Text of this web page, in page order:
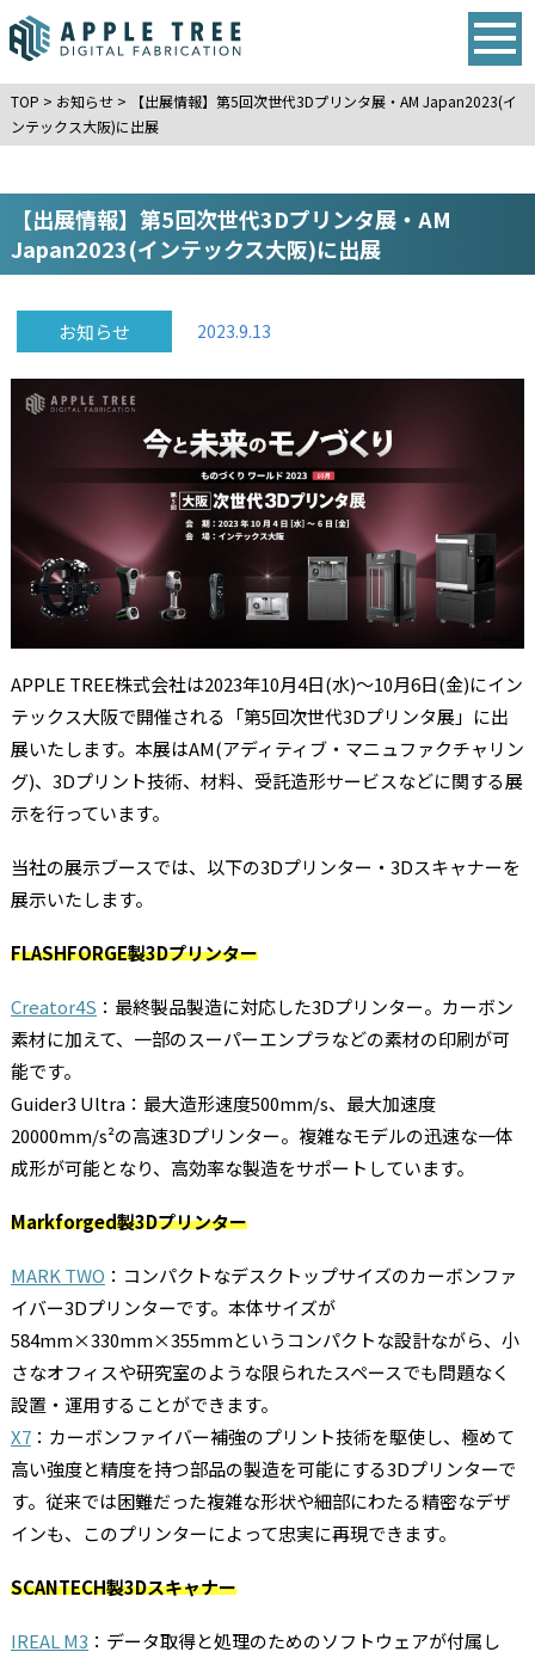
TOP > お知らせ>
【出展情報】第5回次世代3Dプリンタ展・AM Japan2023(イ
ンテックス大阪)に出展
【出展情報】第5回次世代3Dプリンタ展・AM
Japan2023(インテックス大阪)に出展
お知らせ 2023.9.13
APPLE TREE株式会社は2023年10月4日(水)〜10月6日(金)にイン
テックス大阪で開催される「第5回次世代3Dプリンタ展」に出
展いたします。本展はAM(アディティブ・マニュファクチャリン
グ)、3Dプリント技術、材料、受託造形サービスなどに関する展
示を行っています。
当社の展示ブースでは、以下の3Dプリンター・3Dスキャナーを
展示いたします。
FLASHFORGE製3Dプリンター
Creator4S ：最終製品製造に対応した3Dプリンター。カーボン
素材に加えて、一部のスーパーエンプラなどの素材の印刷が可
能です。
Guider3 Ultra：最大造形速度500mm/s、最大加速度
20000mm/s²の高速3Dプリンター。複雑なモデルの迅速な一体
成形が可能となり、高効率な製造をサポートしています。
Markforged製3Dプリンター
MARK TWO ：コンパクトなデスクトップサイズのカーボンファ
イバー3Dプリンターです。本体サイズが
584mm×330mm×355mmというコンパクトな設計ながら、小
さなオフィスや研究室のような限られたスペースでも問題なく
設置・運用することができます。
X7‌：カーボンファイバー補強のプリント技術を駆使し、極めて
高い強度と精度を持つ部品の製造を可能にする3Dプリンターで
す。従来では困難だった複雑な形状や細部にわたる精密なデザ
インも、このプリンターによって忠実に再現できます。
SCANTECH製3Dスキャナー
IREAL M3 ：データ取得と処理のためのソフトウェアが付属し